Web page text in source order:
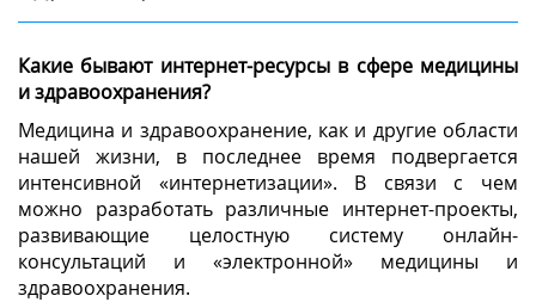
Какие бывают интернет-ресурсы в сфере медицины
и здравоохранения?
Медицина и здравоохранение, как и другие области
нашей жизни, в последнее время подвергается
интенсивной «интернетизации». В связи с чем
можно разработать различные интернет-проекты,
развивающие целостную систему онлайн-
консультаций и «электронной» медицины и
здравоохранения.